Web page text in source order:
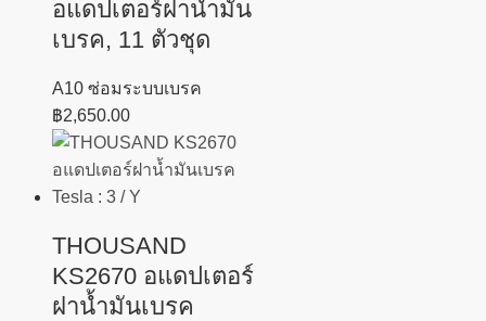
อแดปเตอร์ฝาน้ำมัน
เบรค, 11 ตัวชุด
A10 ซ่อมระบบเบรค
฿2,650.00
THOUSAND
KS2670 อแดปเตอร์
ฝาน้ำมันเบรค